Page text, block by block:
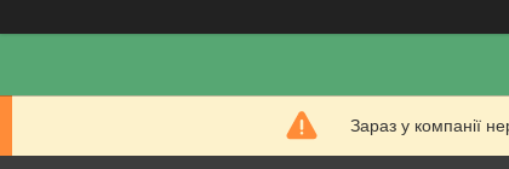
Зараз у компанії